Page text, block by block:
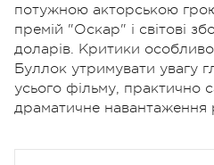
потужною акторською
премій "Оскар" і світові
доларів. Критики особливо
Буллок утримувати увагу
усього фільму, практично
драматичне навантаження